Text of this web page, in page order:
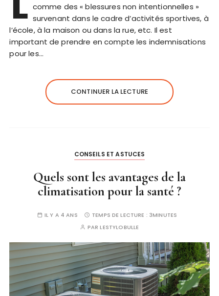
comme des « blessures non intentionnelles »
survenant dans le cadre d’activités sportives, à
l’école, à la maison ou dans la rue, etc. Il est
important de prendre en compte les indemnisations
pour les…
CONTINUER LA LECTURE
CONSEILS ET ASTUCES
Quels sont les avantages de la
climatisation pour la santé ?
IL Y A 4 ANS TEMPS DE LECTURE : 3MINUTES
PARLESTYLOBULLE